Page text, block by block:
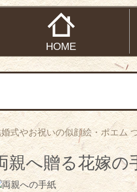
HOME
式やお祝いの似顔絵・ポエム
親へ贈る花嫁の